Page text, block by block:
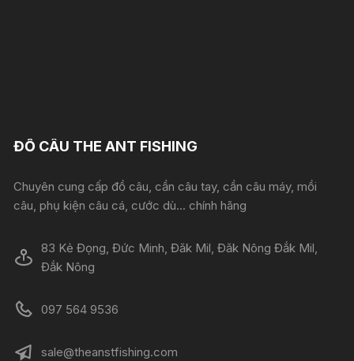
ĐỒ CÂU THE ANT FISHING
Chuyên cung cấp đồ câu, cần câu tay, cần câu máy, mồi
câu, phụ kiện câu cá, cước dù... chính hãng
83 Kẻ Đọng, Đức Minh, Đăk Mil, Đăk Nông Đắk Mil,
Đắk Nông
097 564 9536
sale@theanstfishing.com